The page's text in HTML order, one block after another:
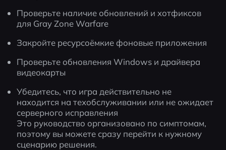
Проверьте наличие обновлений и хотфиксов
для Gray Zone Warfare
Закройте ресурсоёмкие фоновые приложения
Проверьте обновления Windows и драйвера
видеокарты
Убедитесь, что игра действительно не
находится на техобслуживании или не ожидает
серверного исправления
Это руководство организовано по симптомам,
поэтому вы можете сразу перейти к нужному
сценарию решения.